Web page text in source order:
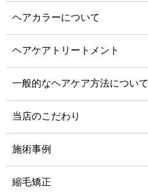
ヘアカラーについて
ヘアケアトリートメント
一般的なヘアケア方法について
当店のこだわり
施術事例
縮毛矯正